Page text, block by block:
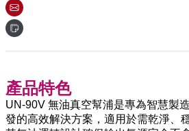
產品特色
UN-90V 無油真空幫浦是專為智慧製
發的高效解決方案，適用於需乾淨、